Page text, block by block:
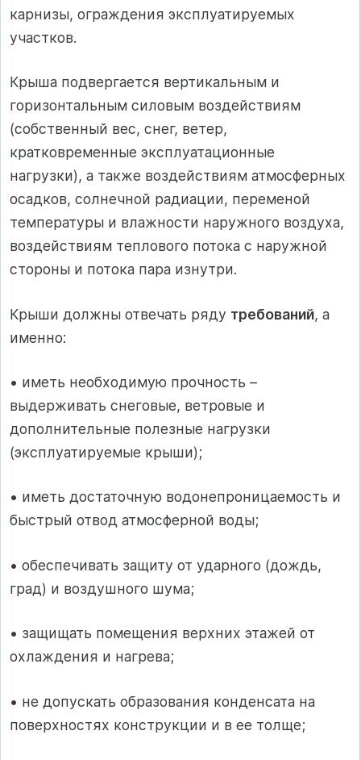
карнизы, ограждения эксплуатируемых
участков.
Крыша подвергается вертикальным и
горизонтальным силовым воздействиям
(собственный вес, снег, ветер,
кратковременные эксплуатационные
нагрузки), а также воздействиям атмосферных
осадков, солнечной радиации, переменой
температуры и влажности наружного воздуха,
воздействиям теплового потока с наружной
стороны и потока пара изнутри.
Крыши должны отвечать ряду требований, а
именно:
• иметь необходимую прочность –
выдерживать снеговые, ветровые и
дополнительные полезные нагрузки
(эксплуатируемые крыши);
• иметь достаточную водонепроницаемость и
быстрый отвод атмосферной воды;
• обеспечивать защиту от ударного (дождь,
град) и воздушного шума;
• защищать помещения верхних этажей от
охлаждения и нагрева;
• не допускать образования конденсата на
поверхностях конструкции и в ее толще;